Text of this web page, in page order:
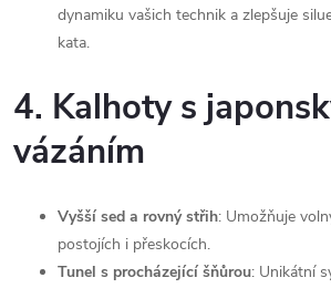
dynamiku vašich technik a zlepšuje
kata.
4. Kalhoty s
vázáním
Vyšší sed a rovný střih: Umožňuje
postojích i přeskocích.
Tunel s procházející šňůrou: Unikátní